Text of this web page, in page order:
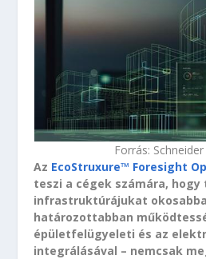
Forrás:
Az EcoStruxure™ Foresight
teszi a cégek számára, hogy
infrastruktúrájukat
határozottabban
épületfelügyeleti és az
integrálásával – nemcsak